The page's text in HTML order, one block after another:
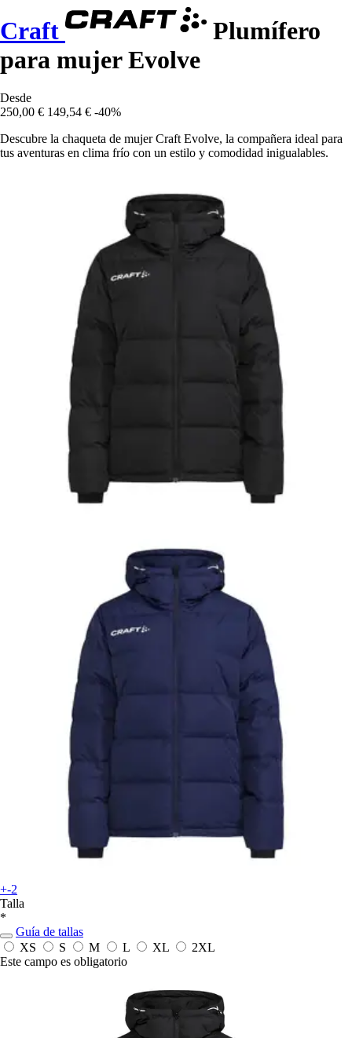
Craft
Plumífero
para mujer Evolve
Desde
250,00 € 149,54 € -40%
Descubre la chaqueta de mujer Craft Evolve, la compañera ideal para
tus aventuras en clima frío con un estilo y comodidad inigualables.
+-2
Talla
*
Guía de tallas
XS
S M L XL
2XL
Este campo es obligatorio